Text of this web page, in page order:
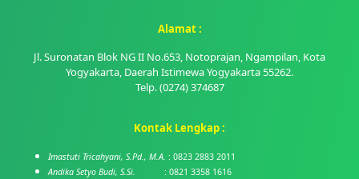
Alamat :
Jl. Suronatan Blok NG II No.653, Notoprajan, Ngampilan, Kota
Yogyakarta, Daerah Istimewa Yogyakarta 55262.
Telp. (0274) 374687
Kontak Lengkap :
Imastuti Tricahyani, S.Pd., M.A. : 0823 2883 2011
Andika Setyo Budi, S.Si. : 0821 3358 1616